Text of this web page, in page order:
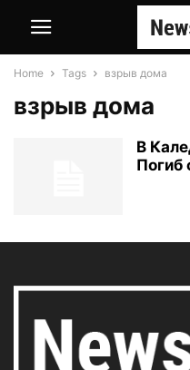
Home Tags взрыв дома
взрыв дома
В
Погиб